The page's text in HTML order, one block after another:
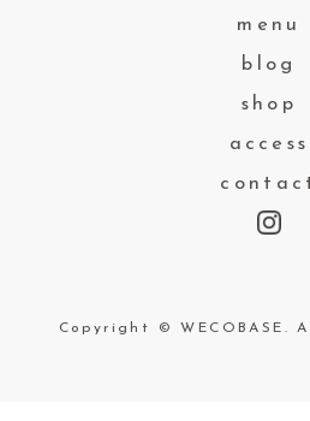
menu
blog
shop
access
Copyright © WECOBASE.